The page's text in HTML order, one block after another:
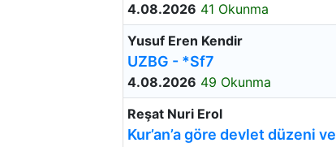
4.08.2026 41 Okunma
Yusuf Eren Kendir
UZBG - *Sf7
4.08.2026 49 Okunma
Reşat Nuri Erol
Kur’an’a göre devlet düzeni ve